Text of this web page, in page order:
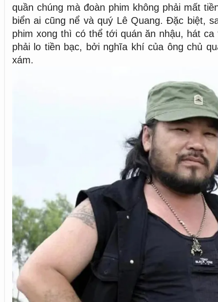
quần chúng mà đoàn phim không phải mất
biển ai cũng nể và quý Lê Quang. Đặc biệt,
phim xong thì có thể tới quán ăn nhậu, hát ca
phải lo tiền bạc, bởi nghĩa khí của ông chủ
xám.